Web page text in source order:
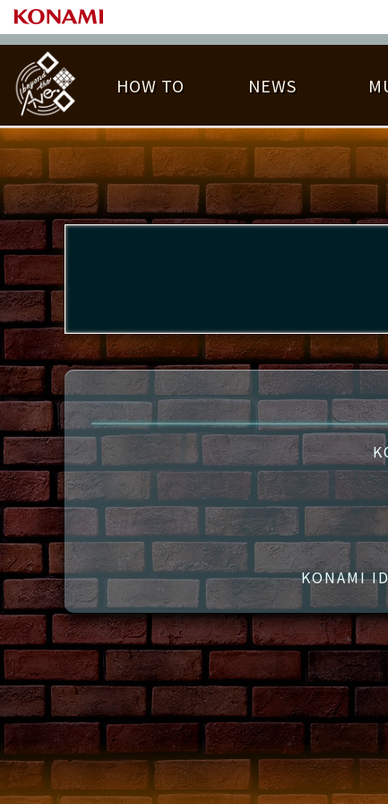
HOW TO NEWS
PLAY DATA TOP
称号 プレー履
ライバル一覧
LICENSE HIT CHART
KONAMI